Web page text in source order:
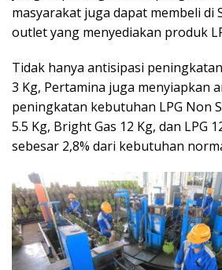
masyarakat juga dapat membeli di
outlet yang menyediakan produk
Tidak hanya antisipasi
3 Kg, Pertamina juga menyiapkan
peningkatan kebutuhan LPG Non
5.5 Kg, Bright Gas 12 Kg, dan LPG
sebesar 2,8% dari kebutuhan